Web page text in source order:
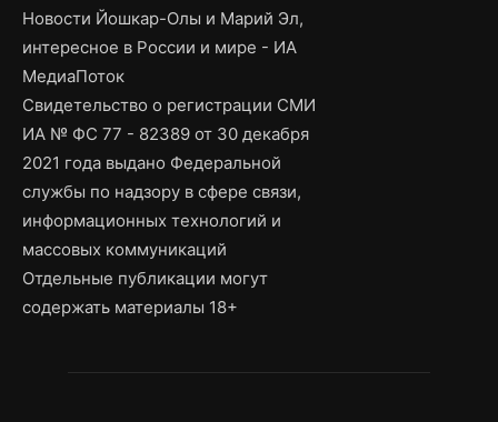
Новости Йошкар-Олы и Марий Эл,
интересное в России и мире - ИА
МедиаПоток
Свидетельство о регистрации СМИ
ИА № ФС 77 - 82389 от 30 декабря
2021 года выдано Федеральной
службы по надзору в сфере связи,
информационных технологий и
массовых коммуникаций
Отдельные публикации могут
содержать материалы 18+